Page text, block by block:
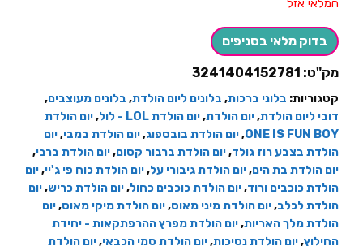
המלאי אזל
בדוק מלאי בסניפים
מק"ט: 3241404152781
קטגוריות: בלוני ברכות, בלונים ליום הולדת, בלונים מעוצבים,
דובי ליום הולדת,יום הולדת,יום הולדת LOL - לול ,יום הולדת
ONE IS FUN BOY
,יום הולדת בובספוג,יום הולדת במבי,יום
הולדת בצבע רוז גולד,יום הולדת ברבור קסום,יום הולדת ברבי,
יום הולדת בת הים,יום הולדת גיבורי על,יום הולדת כוח פי ג'יי,יום
הולדת כוכבים ורוד,יום הולדת כוכבים כחול,יום הולדת כריש,יום
הולדת לכלב,יום הולדת מיני מאוס,יום הולדת מיקי מאוס,יום
הולדת מלך האריות,יום הולדת מפרץ ההרפתקאות - יחידת
החילוץ,יום הולדת נסיכות,יום הולדת סמי הכבאי,יום הולדת